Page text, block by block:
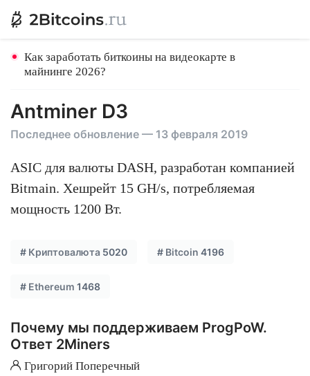
Как заработать биткоины на видеокарте в
майнинге 2026?
Antminer D3
Последнее обновление — 13 февраля 2019
ASIC для валюты DASH, разработан компанией
Bitmain. Хешрейт 15 GH/s, потребляемая
мощность 1200 Вт.
# Криптовалюта 5020 # Bitcoin 4196
# Ethereum 1468
Почему мы поддерживаем ProgPoW.
Ответ 2Miners
Григорий Поперечный